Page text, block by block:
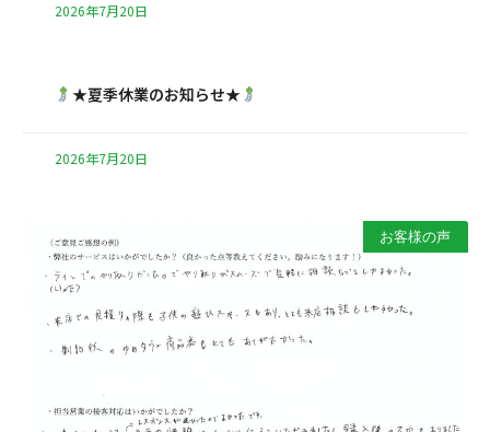
2026年7月20日
★夏季休業のお知らせ★
2026年7月20日
お客様の声